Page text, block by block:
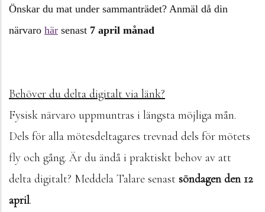
Önskar du mat under sammanträdet? Anmäl då din
närvaro här senast 7 april månad
Behöver du delta digitalt via länk?
Fysisk närvaro uppmuntras i längsta möjliga mån.
Dels för alla mötesdeltagares trevnad dels för mötets
fly och gång. Är du ändå i praktiskt behov av att
delta digitalt? Meddela Talare senast söndagen den 12
april.